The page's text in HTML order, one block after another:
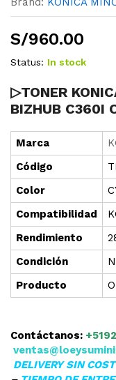
S/960.00
Status: In stock
▷TONER
BIZHUB C360I
Marca
Código
Color
Compatibilidad
Rendimiento
Condición
Producto
Contáctanos:
DELIVERY SIN